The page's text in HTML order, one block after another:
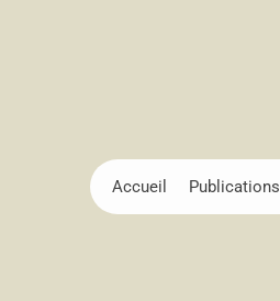
Accueil Publications